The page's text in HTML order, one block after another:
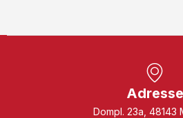
Adresse
Dompl. 23a, 48143